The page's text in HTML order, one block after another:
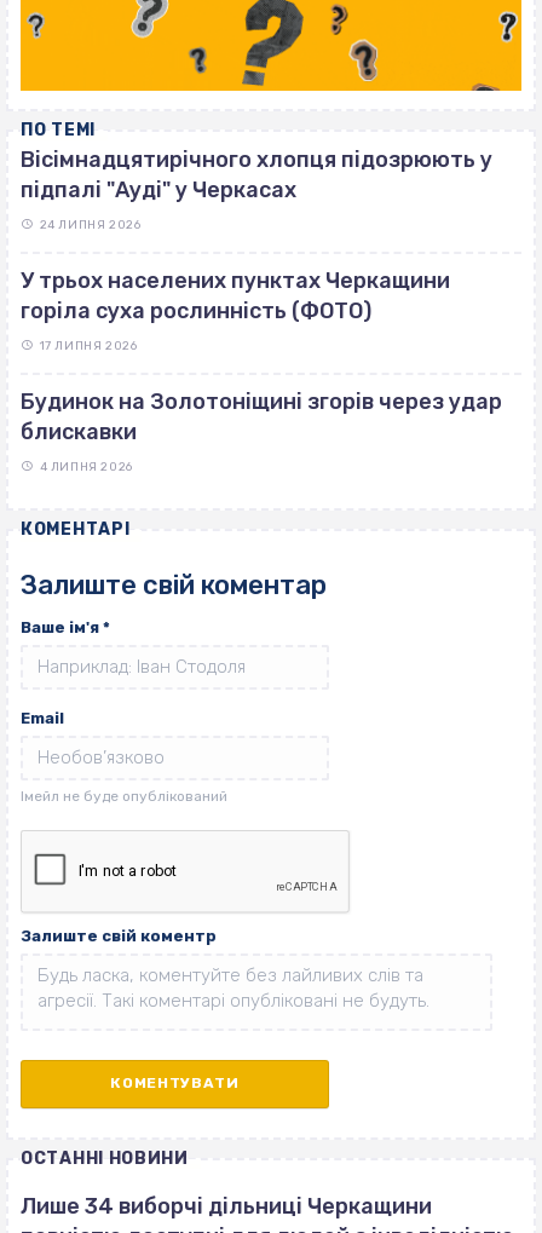
ПО ТЕМІ
Вісімнадцятирічного хлопця підозрюють у
підпалі "Ауді" у Черкасах
24 ЛИПНЯ 2026
У трьох населених пунктах Черкащини
горіла суха рослинність (ФОТО)
17 ЛИПНЯ 2026
Будинок на Золотоніщині згорів через удар
блискавки
4 ЛИПНЯ 2026
КОМЕНТАРІ
Залиште свій коментар
Ваше ім'я *
Email
Залиште свій коментр
ОСТАННІ НОВИНИ
Лише 34 виборчі дільниці Черкащини